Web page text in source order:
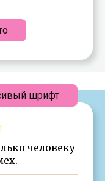
человеку
шрифт